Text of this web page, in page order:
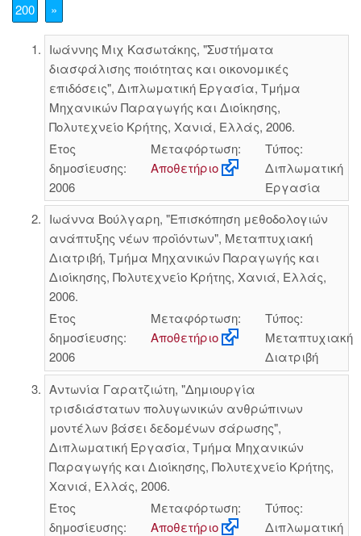
200
»
Ιωάννης Μιχ Κασωτάκης, "Συστήματα
διασφάλισης ποιότητας και οικονομικές
επιδόσεις", Διπλωματική Εργασία, Τμήμα
Μηχανικών Παραγωγής και Διοίκησης,
Πολυτεχνείο Κρήτης, Χανιά, Ελλάς, 2006.
Έτος
δημοσίευσης:
2006
Μεταφόρτωση:
Αποθετήριο
Τύπος:
Διπλωματική
Εργασία
Ιωάννα Βούλγαρη, "Επισκόπηση μεθοδολογιών
ανάπτυξης νέων προϊόντων", Μεταπτυχιακή
Διατριβή, Τμήμα Μηχανικών Παραγωγής και
Διοίκησης, Πολυτεχνείο Κρήτης, Χανιά, Ελλάς,
2006.
Έτος
δημοσίευσης:
2006
Μεταφόρτωση:
Αποθετήριο
Τύπος:
Μεταπτυχιακή
Διατριβή
Αντωνία Γαρατζιώτη, "Δημιουργία
τρισδιάστατων πολυγωνικών ανθρώπινων
μοντέλων βάσει δεδομένων σάρωσης",
Διπλωματική Εργασία, Τμήμα Μηχανικών
Παραγωγής και Διοίκησης, Πολυτεχνείο Κρήτης,
Χανιά, Ελλάς, 2006.
Έτος
δημοσίευσης:
Μεταφόρτωση:
Αποθετήριο
Τύπος:
Διπλωματική